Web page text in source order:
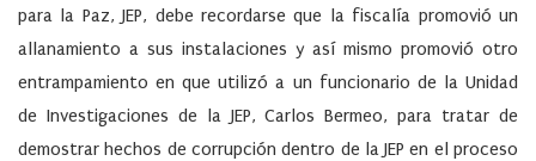
para la Paz, JEP, debe recordarse que la fiscalía promovió un
allanamiento a sus instalaciones y así mismo promovió otro
entrampamiento en que utilizó a un funcionario de la Unidad
de Investigaciones de la JEP, Carlos Bermeo, para tratar de
demostrar hechos de corrupción dentro de la JEP en el proceso